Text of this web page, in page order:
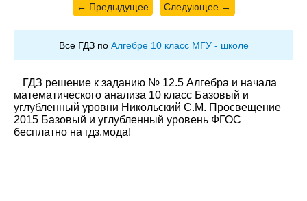
← Предыдущее Следующее →
Все ГДЗ по Алгебре 10 класс МГУ - школе
ГДЗ решение к заданию № 12.5 Алгебра и начала
математического анализа 10 класс Базовый и
углубленный уровни Никольский С.М. Просвещение
2015 Базовый и углубленный уровень ФГОС
бесплатно на гдз.мода!